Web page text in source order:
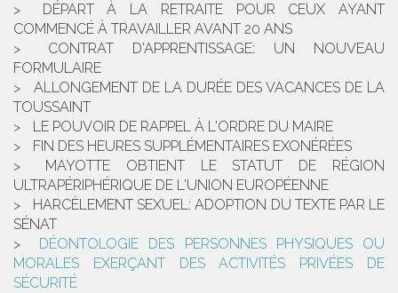
DÉPART À LA RETRAITE POUR CEUX AYANT
COMMENCÉ À TRAVAILLER AVANT 20 ANS
CONTRAT D'APPRENTISSAGE: UN NOUVEAU
FORMULAIRE
ALLONGEMENT DE LA DURÉE DES VACANCES DE LA
TOUSSAINT
LE POUVOIR DE RAPPEL À L'ORDRE DU MAIRE
FIN DES HEURES SUPPLÉMENTAIRES EXONÉRÉES
MAYOTTE OBTIENT LE STATUT DE RÉGION
ULTRAPÉRIPHÉRIQUE DE L'UNION EUROPÉENNE
HARCÈLEMENT SEXUEL: ADOPTION DU TEXTE PAR LE
SÉNAT
DÉONTOLOGIE DES PERSONNES PHYSIQUES OU
MORALES EXERÇANT DES ACTIVITÉS PRIVÉES DE
SÉCURITÉ